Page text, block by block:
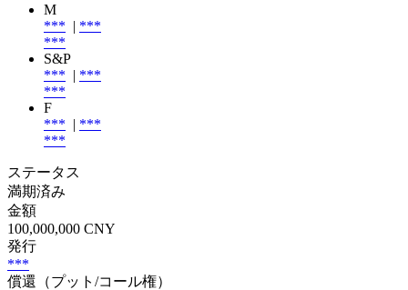
M
*** | ***
***
S&P
*** | ***
***
F
*** | ***
***
ステータス
満期済み
金額
100,000,000 CNY
発行
***
償還（プット/コール権）